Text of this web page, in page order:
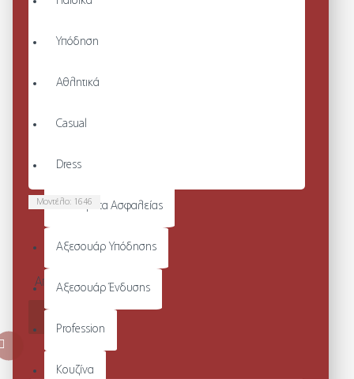
Υπόδηση
Αθλητικά
Casual
Dress
Υποδήματα Ασφαλείας
Αξεσουάρ Υπόδησης
Αξεσουάρ Ένδυσης
Profession
Κουζίνα
Μοντέλο: 1646
JOGGING
PANTS
Από 46,50€